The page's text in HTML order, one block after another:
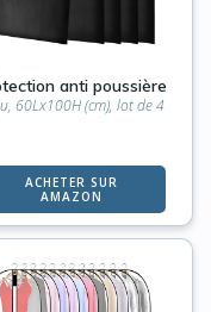
anti poussière
60Lx100H (cm), lot de 4
ACHETER SUR
AMAZON